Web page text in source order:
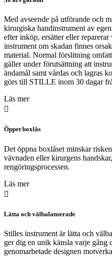
Med avseende på utförande och
kirurgiska handinstrument av
efter inköp, ersätter eller
instrument om skadan finnes
material. Normal förslitning
gäller under förutsättning att
ändamål samt vårdas och lagras
görs till STILLE inom 30 dagar
Läs mer
Öppet boxlås
Det öppna boxlåset minskar
vävnaden eller kirurgens
rengöringsprocessen.
Läs mer
Lätta och välbalanserade
Stilles instrument är lätta och
ger dig en unik känsla varje gång
genomarbetade designen